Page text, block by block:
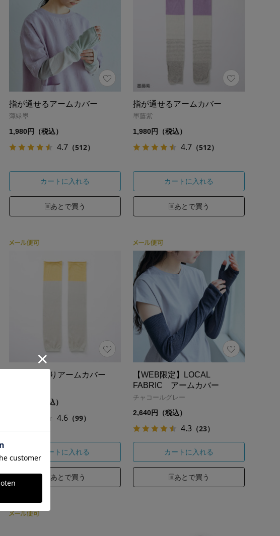
指が通せるアームカバー
薄緑墨
1,980円（税込）
4.7 （512）
カートに入れる
あとで買う
指が通せるアームカバー
墨藤紫
1,980円（税込）
4.7 （512）
カートに入れる
あとで買う
綿麻ふんわりアームカバー
1,760円（税込）
4.6 （99）
カートに入れる
あとで買う
【WEB限定】LOCAL
FABRIC アームカバー
チャコールグレー
2,640円（税込）
4.3 （23）
カートに入れる
あとで買う